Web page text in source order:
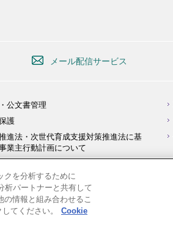
メール配信サービス
公文書管理
護
進法・次世代育成支援対策推進法に基
業主行動計画について
クを分析するために
析パートナーと共有して
情報と組み合わせるこ
てください。
Cookie